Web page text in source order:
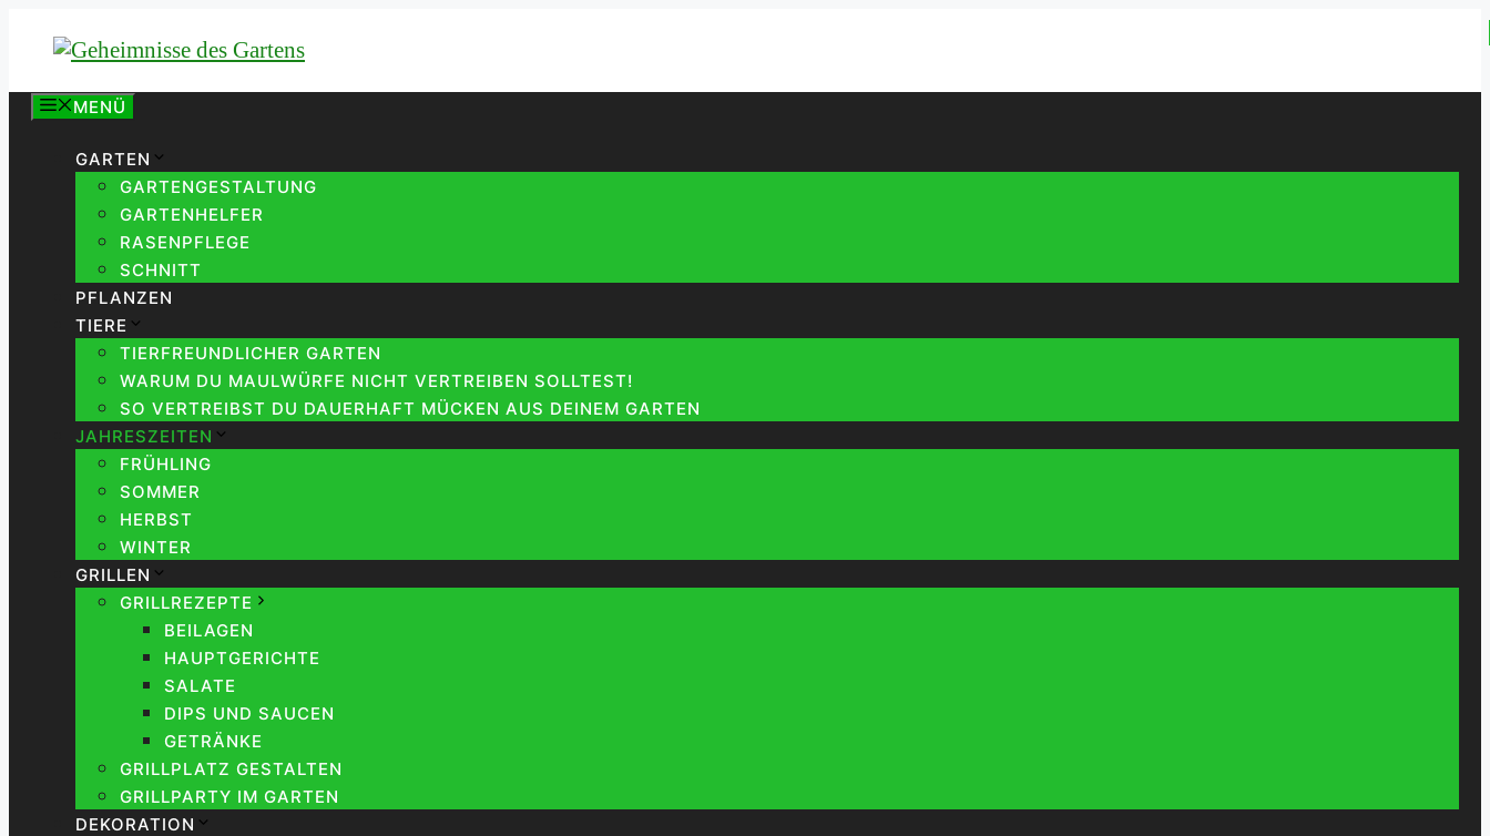
Inhalt
MENÜ
GARTEN
GARTENGESTALTUNG
GARTENHELFER
RASENPFLEGE
SCHNITT
PFLANZEN
TIERE
TIERFREUNDLICHER GARTEN
WARUM DU MAULWÜRFE NICHT VERTREIBEN SOLLTEST!
SO VERTREIBST DU DAUERHAFT MÜCKEN AUS DEINEM GARTEN
JAHRESZEITEN
FRÜHLING
SOMMER
HERBST
WINTER
GRILLEN
GRILLREZEPTE
BEILAGEN
HAUPTGERICHTE
SALATE
DIPS UND SAUCEN
GETRÄNKE
GRILLPLATZ GESTALTEN
GRILLPARTY IM GARTEN
DEKORATION